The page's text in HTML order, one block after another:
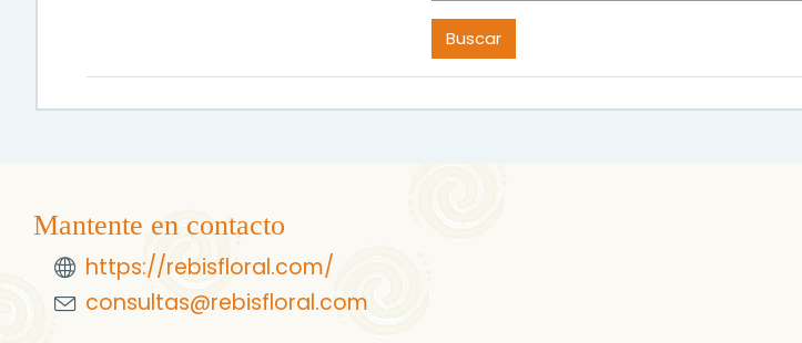
Mantente en contacto
https://rebisfloral.com/
consultas@rebisfloral.com